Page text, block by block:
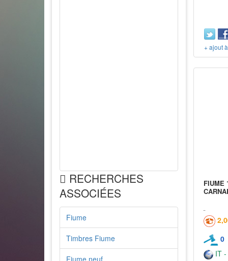
RECHERCHES
ASSOCIÉES
Fiume
Timbres Fiume
Fiume neuf
+ ajout
FIUME
0
IT -